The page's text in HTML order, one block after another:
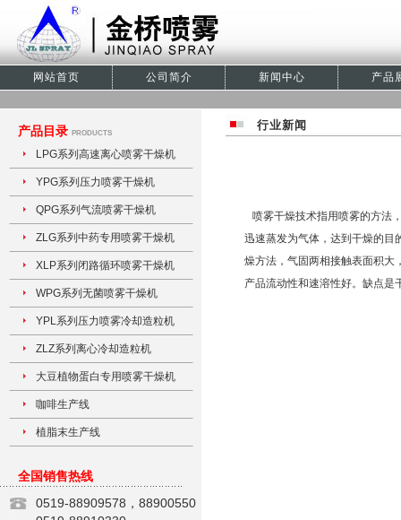
网站首页 公司简介 新闻中心 产品
产品目录 PRODUCTS
LPG系列高速离心喷雾干燥机
YPG系列压力喷雾干燥机
QPG系列气流喷雾干燥机
ZLG系列中药专用喷雾干燥机
XLP系列闭路循环喷雾干燥机
WPG系列无菌喷雾干燥机
YPL系列压力喷雾冷却造粒机
ZLZ系列离心冷却造粒机
大豆植物蛋白专用喷雾干燥机
咖啡生产线
植脂末生产线
全国销售热线
0519-88909578，88900550
行业新闻
喷雾干燥技术指用喷雾的方法
迅速蒸发为气体，达到干燥的目
燥方法，气固两相接触表面积大
产品流动性和速溶性好。缺点是